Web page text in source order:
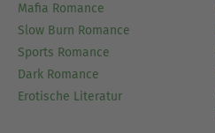
Mafia Romance
Slow Burn Romance
Sports Romance
Dark Romance
Erotische Literatur